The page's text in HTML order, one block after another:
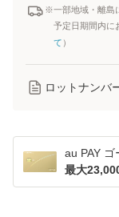
※一部地域・離島
予定日期間内に
て ）
ロットナンバ
au PAY
最大